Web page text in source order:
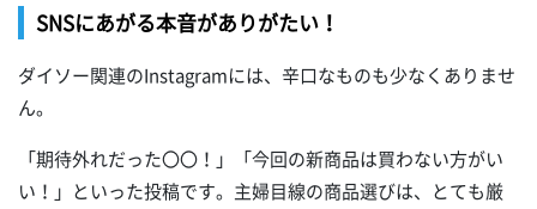
SNSにあがる本音がありがたい！
ダイソー関連のInstagramには、辛口なものも少なくありませ
ん。
「期待外れだった〇〇！」「今回の新商品は買わない方がい
い！」といった投稿です。主婦目線の商品選びは、とても厳